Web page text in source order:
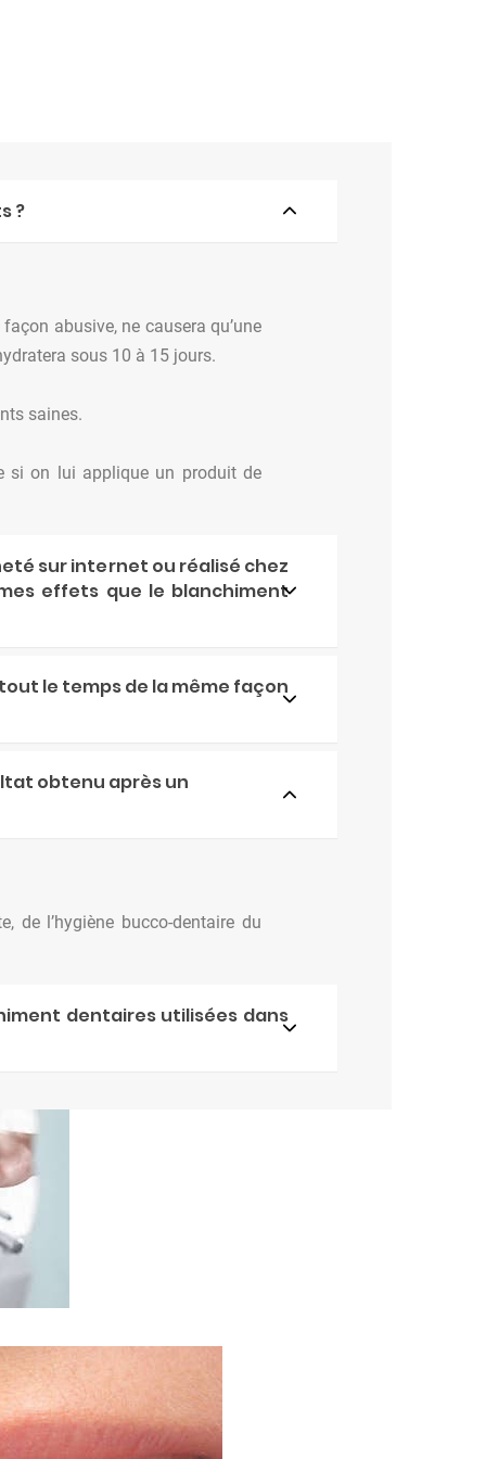
?
abusive, ne causera qu’une
sous 10 à 15 jours.
saines.
si on lui applique un produit de
sur internet ou réalisé chez
effets que le blanchiment
le temps de la même façon
obtenu après un
de l’hygiène bucco-dentaire du
dentaires utilisées dans